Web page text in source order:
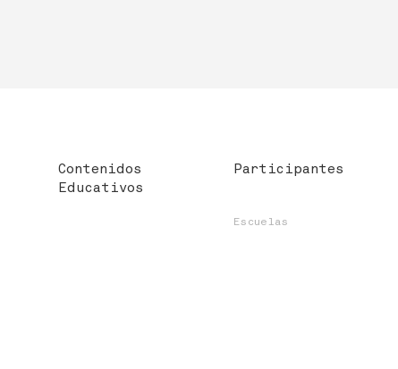
Contenidos
Educativos
Participantes
Escuelas